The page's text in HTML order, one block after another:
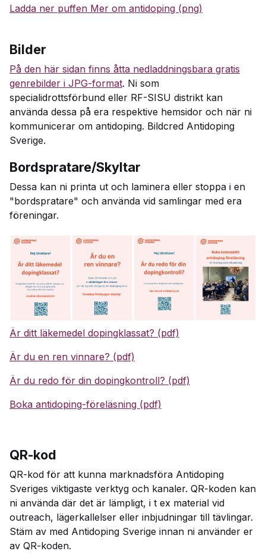
Ladda ner puffen Mer om antidoping (png)
Bilder
På den här sidan finns åtta nedladdningsbara gratis
genrebilder i JPG-format. Ni som
specialidrottsförbund eller RF-SISU distrikt kan
använda dessa på era respektive hemsidor och när ni
kommunicerar om antidoping. Bildcred Antidoping
Sverige.
Bordspratare/Skyltar
Dessa kan ni printa ut och laminera eller stoppa i en
"bordspratare" och använda vid samlingar med era
föreningar.
Är ditt läkemedel dopingklassat? (pdf)
Är du en ren vinnare? (pdf)
Är du redo för din dopingkontroll? (pdf)
Boka antidoping-föreläsning (pdf)
QR-kod
QR-kod för att kunna marknadsföra Antidoping
Sveriges viktigaste verktyg och kanaler. QR-koden kan
ni använda där det är lämpligt, i t ex material vid
outreach, lägerkallelser eller inbjudningar till tävlingar.
Stäm av med Antidoping Sverige innan ni använder er
av QR-koden.